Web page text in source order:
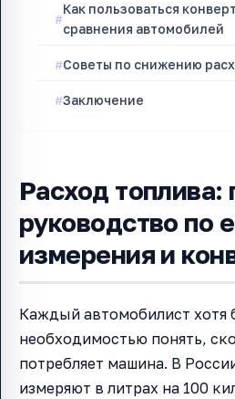
Как пользоваться
сравнения автомобилей
Советы по снижению
Заключение
Расход топлива:
руководство по
измерения и
Каждый автомобилист хотя
необходимостью понять,
потребляет машина. В
измеряют в литрах на 100